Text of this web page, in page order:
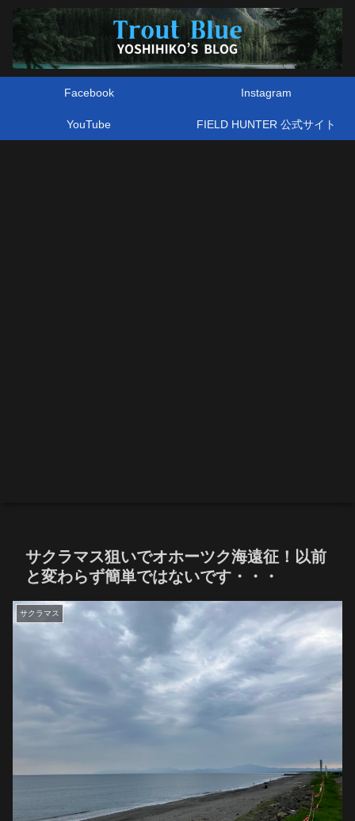
Facebook Instagram
YouTube FIELD HUNTER 公式サイト
サクラマス狙いでオホーツク海遠征！以前
と変わらず簡単ではないです・・・
サクラマス